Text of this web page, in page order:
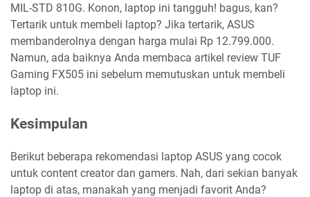
MIL-STD 810G. Konon, laptop ini tangguh! bagus, kan?
Tertarik untuk membeli laptop? Jika tertarik, ASUS
membanderolnya dengan harga mulai Rp 12.799.000.
Namun, ada baiknya Anda membaca artikel review TUF
Gaming FX505 ini sebelum memutuskan untuk membeli
laptop ini.
Kesimpulan
Berikut beberapa rekomendasi laptop ASUS yang cocok
untuk content creator dan gamers. Nah, dari sekian banyak
laptop di atas, manakah yang menjadi favorit Anda?